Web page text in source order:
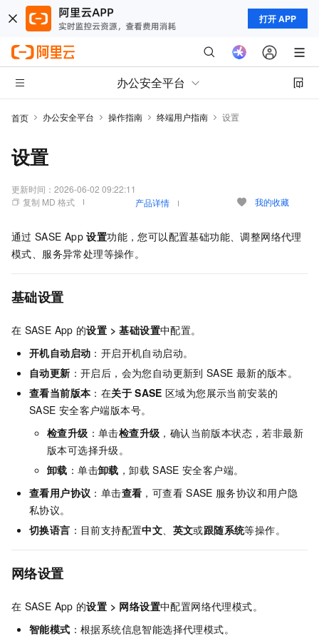
打开 APP
办公安全平台
首页 办公安全平台 操作指南 终端用户指南 设置
设置
更新时间： 2026-06-02 09:22:11
复制 MD 格式
产品详情 我的收藏
通过 SASE App 设置功能，您可以配置基础功能、调整网络代理
模式、服务异常处理等操作。
基础设置
在 SASE App 的设置 > 基础设置中配置。
开机自动启动 ：开启开机自动启动。
自动更新 ：开启后，会为您自动更新到 SASE 最新的版本。
查看当前版本 ：在关于 SASE 区域为您展示当前安装的
SASE 安全客户端版本号。
检查升级 ：单击检查升级 ，确认当前版本状态，若非最新
版本可选择升级。
卸载 ：单击卸载 ，卸载 SASE 安全客户端。
查看用户协议 ：单击查看 ，可查看 SASE 服务协议和用户隐
私协议。
切换语言 ：目前支持配置中文、 英文或跟随系统等操作。
网络设置
在 SASE App 的设置 > 网络设置中配置网络代理模式。
智能模式 ：根据系统信息智能选择代理模式。